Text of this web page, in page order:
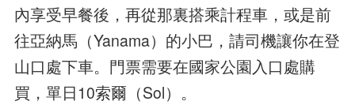
內享受早餐後，再從那裏搭乘計程車，或是前
往亞納馬（Yanama）的小巴，請司機讓你在登
山口處下車。門票需要在國家公園入口處購
買，單日10索爾（Sol）。